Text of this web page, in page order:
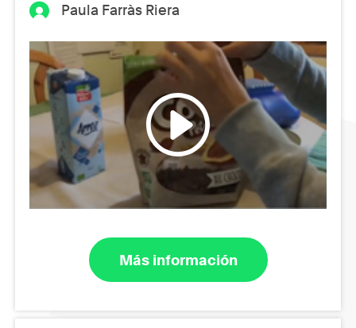
Paula Farràs Riera
Más información